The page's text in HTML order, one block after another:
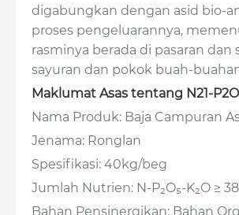
digabungkan dengan asid bio-
proses pengeluarannya,
rasminya berada di pasaran
sayuran dan pokok buah-
Maklumat Asas tentang N21-
Nama Produk: Baja Campuran
Jenama: Ronglan
Spesifikasi: 40kg/beg
Jumlah Nutrien: N-P₂O₅-K₂O ≥
Bahan Pensinergikan: Bahan